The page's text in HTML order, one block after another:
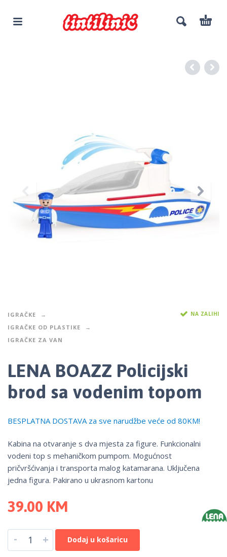
IGRAČKE
IGRAČKE OD PLASTIKE
IGRAČKE ZA VAN
NA ZALIHI
LENA BOAZZ Policijski
brod sa vodenim topom
BESPLATNA DOSTAVA za sve narudžbe veće od 80KM!
Kabina na otvaranje s dva mjesta za figure. Funkcionalni
vodeni top s mehaničkom pumpom. Mogućnost
pričvršćivanja i transporta malog katamarana. Uključena
jedna figura. Pakirano u ukrasnom kartonu
39.00 KM
- + Dodaj u košaricu